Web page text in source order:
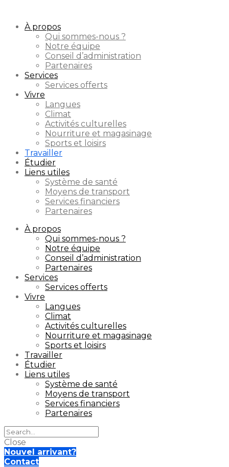
À propos
Qui sommes-nous ?
Notre équipe
Conseil d’administration
Partenaires
Services
Services offerts
Vivre
Langues
Climat
Activités culturelles
Nourriture et magasinage
Sports et loisirs
Travailler
Étudier
Liens utiles
Système de santé
Moyens de transport
Services financiers
Partenaires
À propos
Qui sommes-nous ?
Notre équipe
Conseil d’administration
Partenaires
Services
Services offerts
Vivre
Langues
Climat
Activités culturelles
Nourriture et magasinage
Sports et loisirs
Travailler
Étudier
Liens utiles
Système de santé
Moyens de transport
Services financiers
Partenaires
Close
Nouvel arrivant?
Contact